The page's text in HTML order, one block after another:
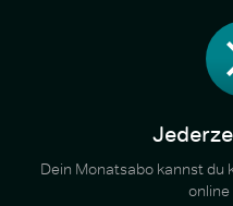
Dein Monatsabo kannst du
online